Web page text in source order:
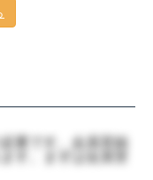
要です。会員登録